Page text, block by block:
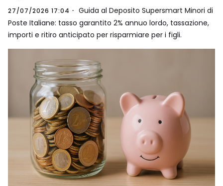
27/07/2026 17:04
Guida al Deposito Supersmart Minori di
Poste Italiane: tasso garantito 2% annuo lordo, tassazione,
importi e ritiro anticipato per risparmiare per i figli.